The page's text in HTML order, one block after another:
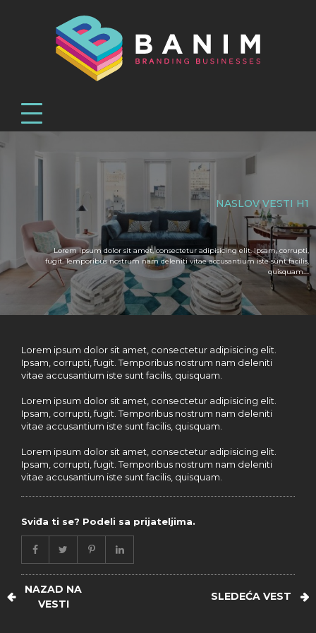
NASLOV VESTI H1
Lorem ipsum dolor sit amet, consectetur adipisicing elit. Ipsam, corrupti,
fugit. Temporibus nostrum nam deleniti vitae accusantium iste sunt facilis,
quisquam....
Lorem ipsum dolor sit amet, consectetur adipisicing elit.
Ipsam, corrupti, fugit. Temporibus nostrum nam deleniti
vitae accusantium iste sunt facilis, quisquam.
Lorem ipsum dolor sit amet, consectetur adipisicing elit.
Ipsam, corrupti, fugit. Temporibus nostrum nam deleniti
vitae accusantium iste sunt facilis, quisquam.
Lorem ipsum dolor sit amet, consectetur adipisicing elit.
Ipsam, corrupti, fugit. Temporibus nostrum nam deleniti
vitae accusantium iste sunt facilis, quisquam.
Sviđa ti se? Podeli sa prijateljima.
NAZAD NA
VESTI
SLEDEĆA VEST